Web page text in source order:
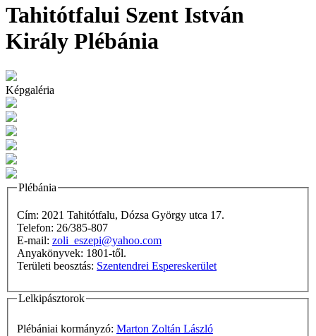
Tahitótfalui Szent István
Király Plébánia
Képgaléria
Plébánia
Cím: 2021 Tahitótfalu, Dózsa György utca 17.
Telefon: 26/385-807
E-mail: zoli_eszepi@yahoo.com
Anyakönyvek: 1801-től.
Területi beosztás: Szentendrei Espereskerület
Lelkipásztorok
Plébániai kormányzó: Marton Zoltán László